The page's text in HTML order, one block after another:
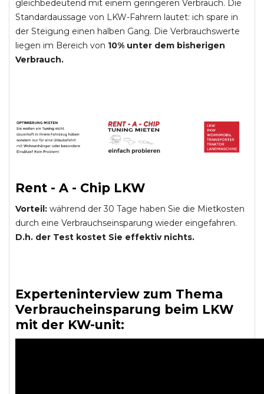
gleichbedeutend mit einem geringeren Verbrauch. Die
Standardaussage von LKW-Fahrern lautet: ich spare in
der Steigung einen halben Gang. Die Verbrauchswerte
liegen im Bereich von 10% unter dem bisherigen
Verbrauch.
Rent - A - Chip LKW
Vorteil: während der 30 Tage haben Sie die Mietkosten
durch eine Verbrauchseinsparung wieder eingefahren.
D.h. der Test kostet Sie effektiv nichts.
Experteninterview zum Thema
Verbraucheinsparung beim LKW
mit der KW-unit: